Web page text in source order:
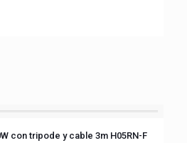
con tripode y cable 3m H05RN-F